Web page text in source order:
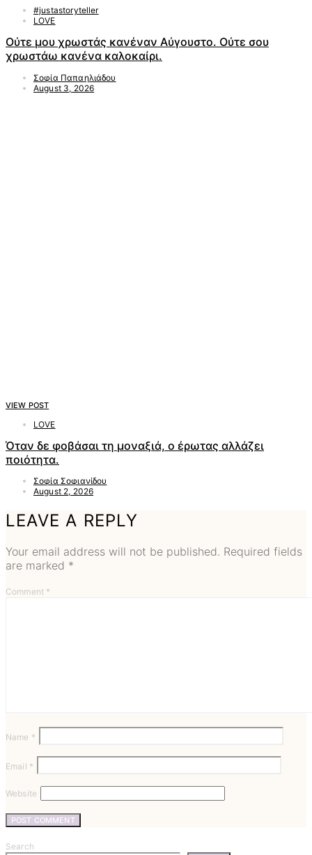
#justastoryteller
LOVE
Ούτε μου χρωστάς κανέναν Αύγουστο. Ούτε σου
χρωστάω κανένα καλοκαίρι.
Σοφία Παπαηλιάδου
August 3, 2026
VIEW POST
LOVE
Όταν δε φοβάσαι τη μοναξιά, ο έρωτας αλλάζει
ποιότητα.
Σοφία Σοφιανίδου
August 2, 2026
LEAVE A REPLY
Your email address will not be published. Required fields
are marked *
Comment *
Name *
Email *
Website
Search